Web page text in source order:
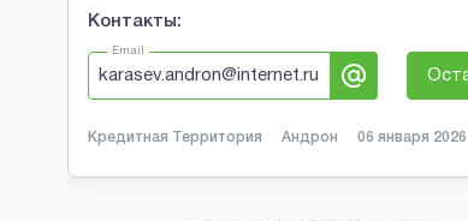
Контакты:
Email
karasev.andron@internet.ru
Кредитная Территория Андрон 06 января 2026